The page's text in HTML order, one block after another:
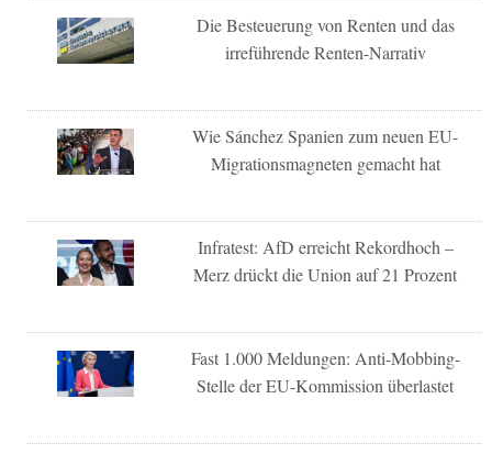
Die Besteuerung von Renten und das
irreführende Renten-Narrativ
Wie Sánchez Spanien zum neuen EU-
Migrationsmagneten gemacht hat
Infratest: AfD erreicht Rekordhoch –
Merz drückt die Union auf 21 Prozent
Fast 1.000 Meldungen: Anti-Mobbing-
Stelle der EU-Kommission überlastet